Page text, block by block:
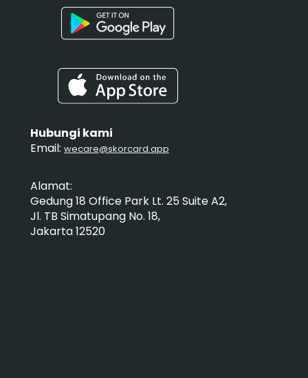
Hubungi kami
Email: wecare@skorcard.app
Alamat:
Gedung 18 Office Park Lt. 25 Suite A2,
Jl. TB Simatupang No. 18,
Jakarta 12520